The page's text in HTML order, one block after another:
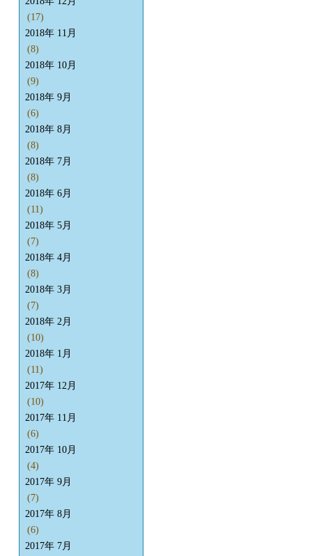
(17)
2018年 11月
(8)
2018年 10月
(9)
2018年 9月
(6)
2018年 8月
(8)
2018年 7月
(8)
2018年 6月
(11)
2018年 5月
(7)
2018年 4月
(8)
2018年 3月
(7)
2018年 2月
(10)
2018年 1月
(11)
2017年 12月
(10)
2017年 11月
(6)
2017年 10月
(4)
2017年 9月
(7)
2017年 8月
(6)
2017年 7月